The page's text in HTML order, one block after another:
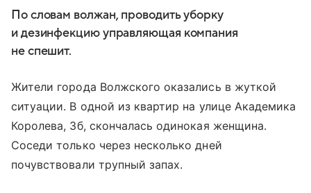
По словам волжан, проводить уборку
и дезинфекцию управляющая компания
не спешит.
Жители города Волжского оказались в жуткой
ситуации. В одной из квартир на улице Академика
Королева, 3б, скончалась одинокая женщина.
Соседи только через несколько дней
почувствовали трупный запах.